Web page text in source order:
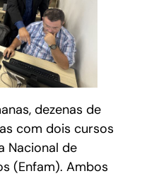
dezenas de
com dois cursos
Nacional de
(Enfam). Ambos